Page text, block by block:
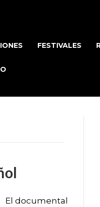
FESTIVALES
El documental